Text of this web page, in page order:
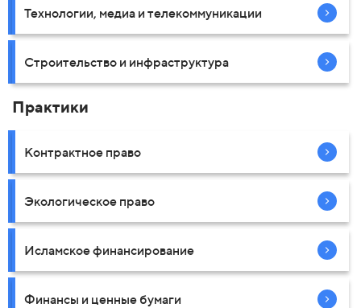
Технологии, медиа и телекоммуникации
Строительство и инфраструктура
Практики
Контрактное право
Экологическое право
Исламское финансирование
Финансы и ценные бумаги